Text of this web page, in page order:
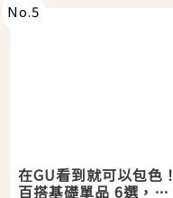
No.5
在GU看到就可以包色！
百搭基礎單品 6選，閉